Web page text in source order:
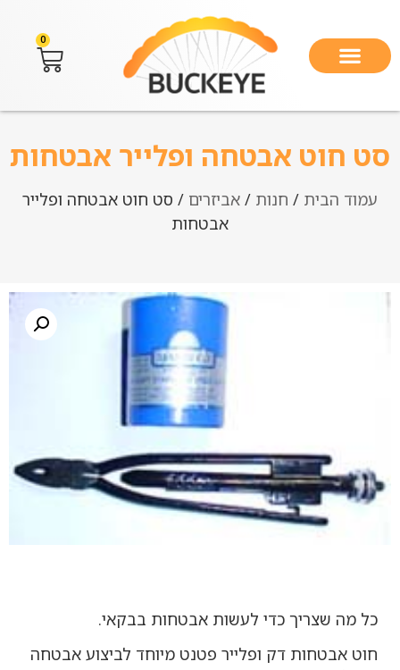
0
סט חוט אבטחה ופלייר אבטחות
עמוד הבית / חנות / אביזרים / סט חוט אבטחה ופלייר
אבטחות
כל מה שצריך כדי לעשות אבטחות בבקאי.
חוט אבטחות דק ופלייר פטנט מיוחד לביצוע אבטחה